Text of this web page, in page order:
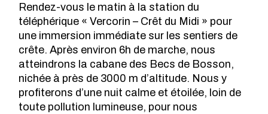
Rendez-vous le matin à la station du
téléphérique « Vercorin – Crêt du Midi » pour
une immersion immédiate sur les sentiers de
crête. Après environ 6h de marche, nous
atteindrons la cabane des Becs de Bosson,
nichée à près de 3000 m d’altitude. Nous y
profiterons d’une nuit calme et étoilée, loin de
toute pollution lumineuse, pour nous